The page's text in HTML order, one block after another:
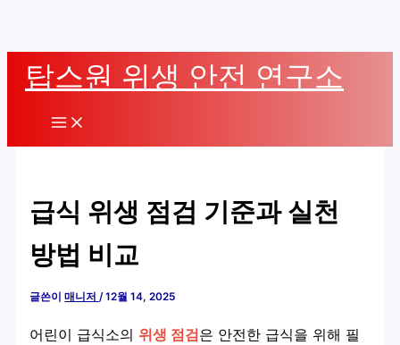
탑스원 위생 안전 연구소
Main
급식 위생 점검 기준과 실천
방법 비교
글쓴이매니저/12월 14, 2025
어린이 급식소의 위생 점검은 안전한 급식을 위해 필